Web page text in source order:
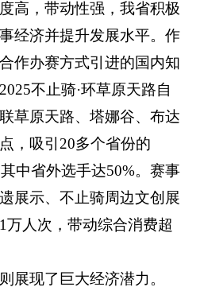
高，带动性强，我省积极
经济并提升发展水平。作
作办赛方式引进的国内知
不止骑·环草原天路自
草原天路、塔娜谷、布达
，吸引20多个省份的
中省外选手达50%。赛事
展示、不止骑周边文创展
万人次，带动综合消费超
展现了巨大经济潜力。